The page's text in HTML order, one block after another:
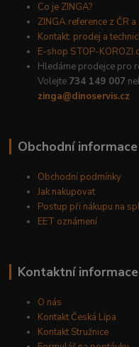
Co je ZINGA?
ZINGA reference z ČR
Kontakt: prodej a
E-shop STOP-
Hledáme prodejce pro
Volejte 734 149 007
zinga@dinoservis.cz
Obchodní informace
Obchodní podmínky
Jak nakupovat
Postup při nákupu na
EET oznámení
Kontaktní informace
O nás
Kontakt Česká Lípa
Kontakt Stružnice